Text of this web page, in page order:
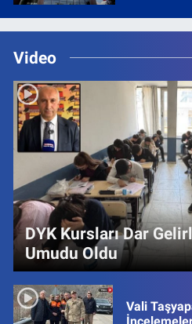
Video
DYK Kursları Dar
Umudu Oldu
Vali